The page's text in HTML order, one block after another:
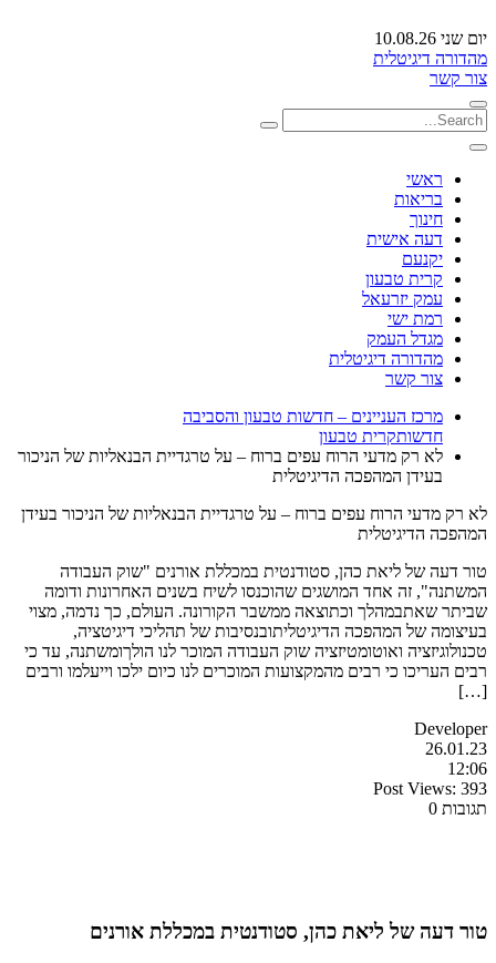
יום שני 10.08.26
מהדורה דיגיטלית
צור קשר
ראשי
בריאות
חינוך
דעה אישית
יקנעם
קרית טבעון
עמק יזרעאל
רמת ישי
מגדל העמק
מהדורה דיגיטלית
צור קשר
מרכז העניינים – חדשות טבעון והסביבה
חדשותקרית טבעון
לא רק מדעי הרוח עפים ברוח – על טרגדיית הבנאליות של הניכור
בעידן המהפכה הדיגיטלית
לא רק מדעי הרוח עפים ברוח – על טרגדיית הבנאליות של הניכור בעידן
המהפכה הדיגיטלית
טור דעה של ליאת כהן, סטודנטית במכללת אורנים "שוק העבודה
המשתנה", זה אחד המושגים שהוכנסו לשיח בשנים האחרונות ודומה
שביתר שאתבמהלך וכתוצאה ממשבר הקורונה. העולם, כך נדמה, מצוי
בעיצומה של המהפכה הדיגיטליתובנסיבות של תהליכי דיגיטציה,
טכנולוגיזציה ואוטומטיזציה שוק העבודה המוכר לנו הולךומשתנה, עד כי
רבים העריכו כי רבים מהמקצועות המוכרים לנו כיום ילכו וייעלמו ורבים
[…]
Developer
26.01.23
12:06
Post Views: 393
תגובות 0
טור דעה של ליאת כהן, סטודנטית במכללת אורנים